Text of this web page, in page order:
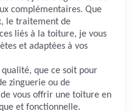
complémentaires. Que
le traitement de
liés à la toiture, je vous
et adaptées à vos
qualité, que ce soit pour
zinguerie ou de
vous offrir une toiture en
et fonctionnelle.